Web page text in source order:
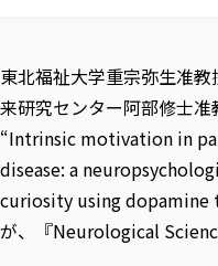
教職員募集
役員・評議員一覧
キャンパス案内
研究活動における不正
大学広報誌「TFU
初年次教育（リエゾン
リエゾンゼミ・ナビ（
お役立ち情報（リンク集
事業計画／財務・事業
大学評価
IR情報
学校教育法施行規則第
教職課程における情報
学部・学科等設置計画
リハビリテーション学
医療経営管理学科
情報福祉マネジメ
仏教専修科
大学院
大学院
通信教育部
東北福祉大学のキャリ
進路・就職支援
東北福祉大学のキャリア
採用ご担当者様へ
採用ご担当者様へ
センター長の挨拶
求人の受付について
単独学内説明会のご案内
在学生の方
資格取得報奨制度につ
卒業生の方
卒業生の方
大学指定団体紹介
交換留学生
海外留学・研修
外国人在学生
Prospective
東北福祉大学の研
東北福祉大学の研究活
東北福祉大学の研究紹
共同研究等をご検討の皆
東北福祉大学の紀
東北福祉大学の紀要
生涯教育・キャリア教
生涯学習・社会人
関連法人
取材につい
東北福祉大学重宗弥生准
来研究センター阿部修士
“Intrinsic motivation in
disease: a
curiosity using dopamine
が、『Neurological